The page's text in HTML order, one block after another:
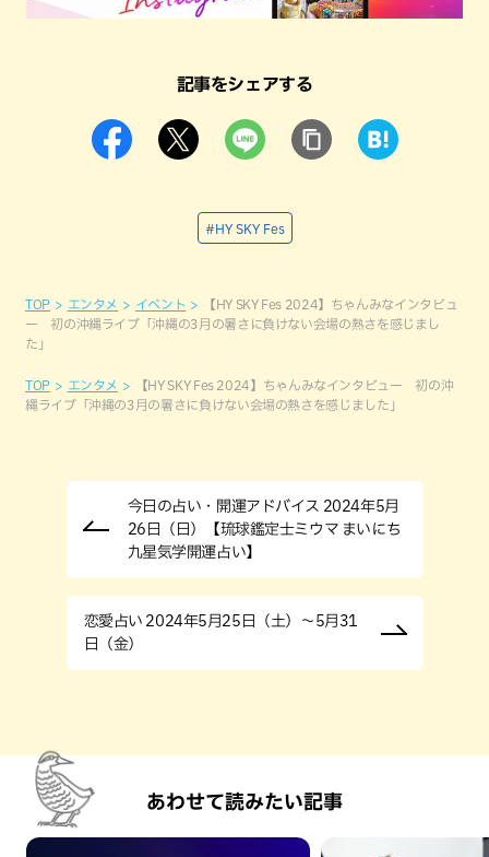
記事をシェアする
#HY SKY Fes
TOP エンタメ イベント
【HY SKY Fes 2024】ちゃんみなインタビュ
ー 初の沖縄ライブ「沖縄の3月の暑さに負けない会場の熱さを感じまし
た」
TOP エンタメ
【HY SKY Fes 2024】ちゃんみなインタビュー 初の沖
縄ライブ「沖縄の3月の暑さに負けない会場の熱さを感じました」
今日の占い・開運アドバイス 2024年5月
26日（日）【琉球鑑定士ミウマ まいにち
九星気学開運占い】
恋愛占い 2024年5月25日（土）～5月31
日（金）
あわせて読みたい記事